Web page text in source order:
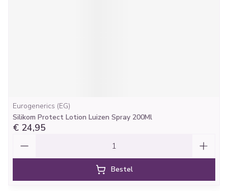
Eurogenerics (EG)
Silikom Protect Lotion Luizen Spray 200Ml
€ 24,95
Bestel